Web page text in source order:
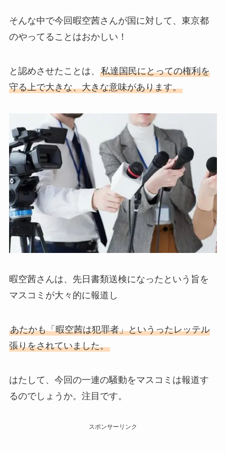
そんな中で今回暇空茜さんが国に対して、東京都
のやってることはおかしい！
と認めさせたことは、 私達国民にとっての権利を
守る上で大きな、大きな意味があります。
暇空茜さんは、先日書類送検になったという旨を
マスコミが大々的に報道し
あたかも「暇空茜は犯罪者」というったレッテル
張りをされていました。
はたして、今回の一連の騒動をマスコミは報道す
るのでしょうか。注目です。
スポンサーリンク